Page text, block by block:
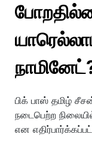
Photos
Story
பிக் பாஸ் தமிழ்
நடைபெற்ற
என